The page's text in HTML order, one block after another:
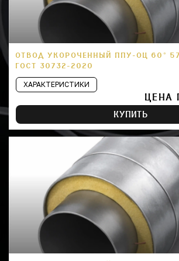
ОТВОД УКОРОЧЕННЫЙ ППУ-ОЦ 60°
ГОСТ 30732-2020
ХАРАКТЕРИСТИКИ
ЦЕНА
КУПИТЬ